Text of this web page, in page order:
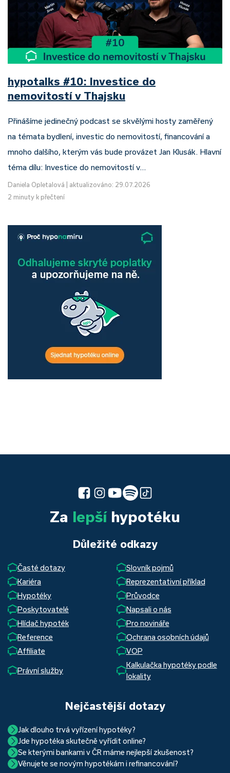
hypotalks #10: Investice do
nemovitostí v Thajsku
Přinášíme jedinečný podcast se skvělými hosty zaměřený
na témata bydlení, investic do nemovitostí, financování a
mnoho dalšího, kterým vás bude provázet Jan Klusák. Hlavní
téma dílu: Investice do nemovitostí v…
Daniela Opletalová
aktualizováno: 29.07.2026
2 minuty k přečtení
Za lepšíhypotéku
Důležité odkazy
Časté dotazy
Slovník pojmů
Kariéra
Reprezentativní příklad
Hypotéky
Průvodce
Poskytovatelé
Napsali o nás
Hlídač hypoték
Pro novináře
Reference
Ochrana osobních údajů
Affiliate
VOP
Právní služby
Kalkulačka hypotéky podle
lokality
Nejčastější dotazy
Jak dlouho trvá vyřízení hypotéky?
Hypotéka se dá zvládnout za měsíc i za tři. Nejčastěji její
uzavření trvá okolo 2 měsíců. Důvodem je především
schvalovací proces na straně bank. Existuje však řada cest,
Jde hypotéka skutečně vyřídit online?
Ano, skutečně jde. Díky moderním technologiím, které
používáme, již do banky při vyřizování hypotéky skutečně
Se kterými bankami v ČR máme nejlepší zkušenost?
Nejvíce proklientská je určitě Hypoteční banka. Svou
Věnujete se novým hypotékám i refinancování?